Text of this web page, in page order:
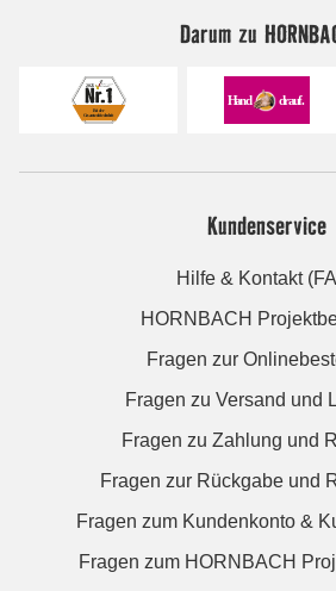
Darum zu
Kundenservice
Hilfe & Kontakt
HORNBACH
Fragen zur
Fragen zu Versand und
Fragen zu Zahlung und
Fragen zur Rückgabe und
Fragen zum Kundenkonto &
Fragen zum HORNBACH